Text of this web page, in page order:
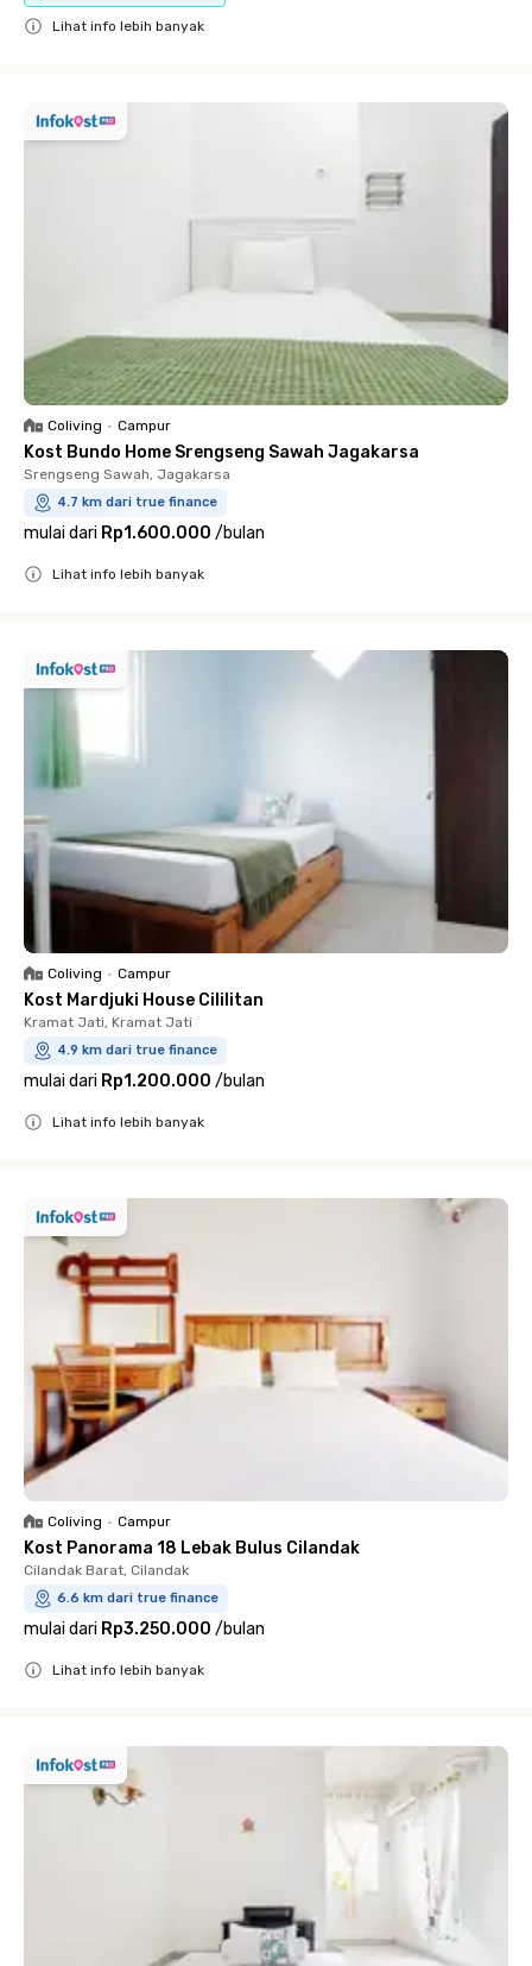
Lihat info lebih banyak
Coliving • Campur
Kost Bundo Home Srengseng Sawah Jagakarsa
Srengseng Sawah, Jagakarsa
4.7 km dari true finance
mulai dari Rp1.600.000 /bulan
Lihat info lebih banyak
Coliving • Campur
Kost Mardjuki House Cililitan
Kramat Jati, Kramat Jati
4.9 km dari true finance
mulai dari Rp1.200.000 /bulan
Lihat info lebih banyak
Coliving • Campur
Kost Panorama 18 Lebak Bulus Cilandak
Cilandak Barat, Cilandak
6.6 km dari true finance
mulai dari Rp3.250.000 /bulan
Lihat info lebih banyak